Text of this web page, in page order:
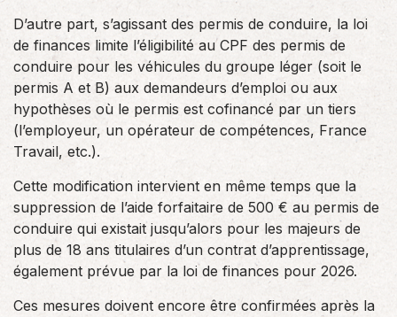
D’autre part, s’agissant des permis de conduire, la loi
de finances limite l’éligibilité au CPF des permis de
conduire pour les véhicules du groupe léger (soit le
permis A et B) aux demandeurs d’emploi ou aux
hypothèses où le permis est cofinancé par un tiers
(l’employeur, un opérateur de compétences, France
Travail, etc.).
Cette modification intervient en même temps que la
suppression de l’aide forfaitaire de 500 € au permis de
conduire qui existait jusqu’alors pour les majeurs de
plus de 18 ans titulaires d’un contrat d’apprentissage,
également prévue par la loi de finances pour 2026.
Ces mesures doivent encore être confirmées après la